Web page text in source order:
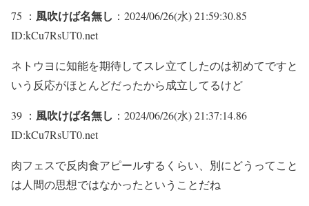
75 ： 風吹けば名無し ：2024/06/26(水) 21:59:30.85
ID:kCu7RsUT0.net
ネトウヨに知能を期待してスレ立てしたのは初めてですと
いう反応がほとんどだったから成立してるけど
39 ： 風吹けば名無し ：2024/06/26(水) 21:37:14.86
ID:kCu7RsUT0.net
肉フェスで反肉食アピールするくらい、別にどうってこと
は人間の思想ではなかったということだね